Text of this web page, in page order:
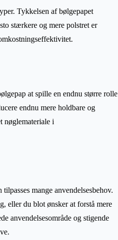
Tykkelsen af bølgepapet
stærkere og mere polstret er
at spille en endnu større rolle
endnu mere holdbare og
nøglemateriale i
mange anvendelsesbehov.
eller du blot ønsker at forstå mere
anvendelsesområde og stigende